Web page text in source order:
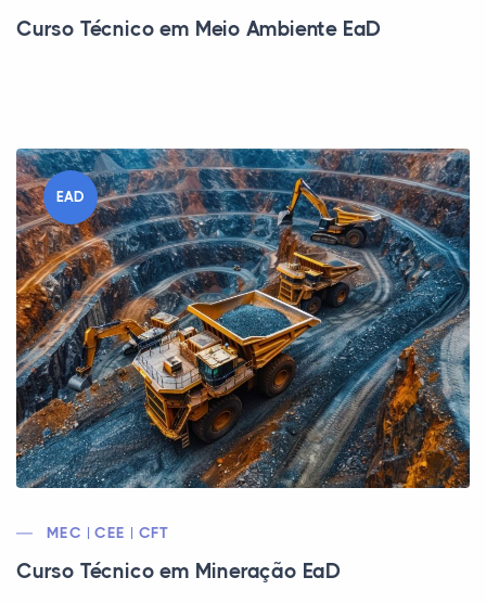
Curso Técnico em Meio Ambiente EaD
EAD
MEC | CEE | CFT
Curso Técnico em Mineração EaD